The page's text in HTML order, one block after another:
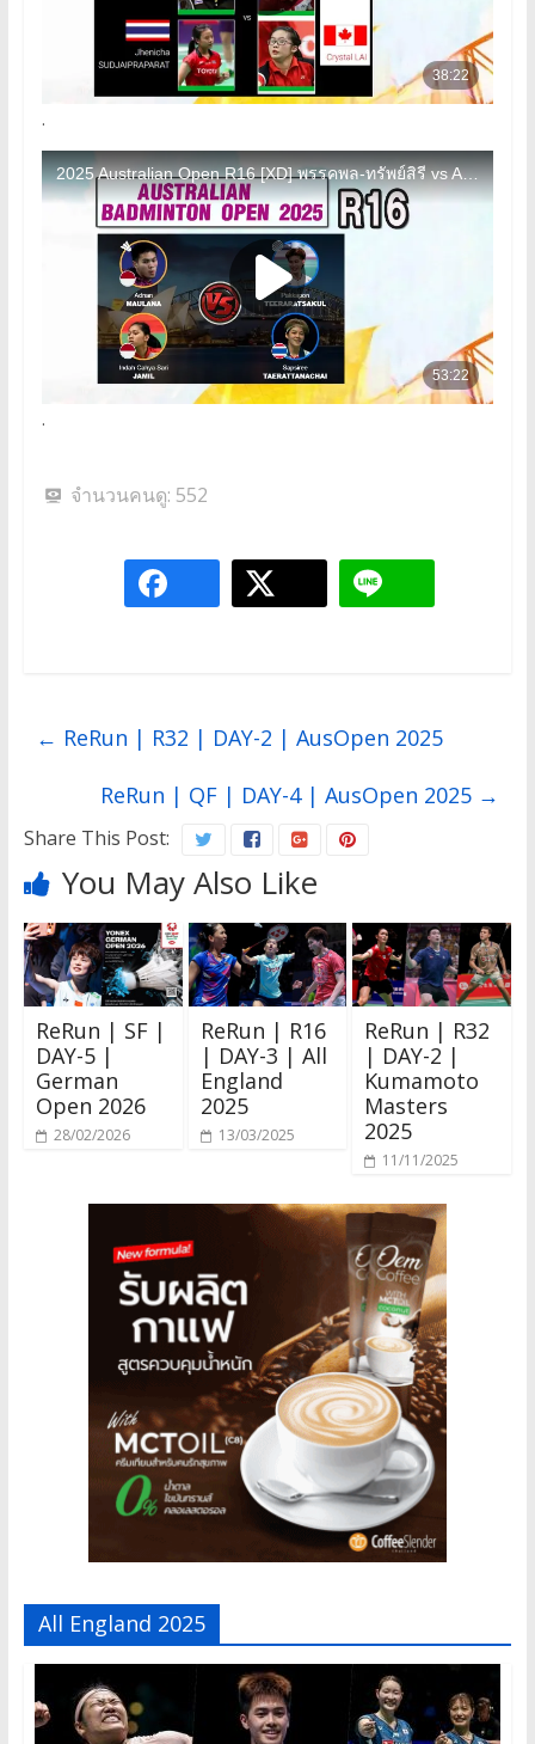
.
.
จำนวนคนดู: 552
← ReRun | R32 | DAY-2 | AusOpen 2025
ReRun | QF | DAY-4 | AusOpen 2025 →
Share This Post:
You May Also Like
ReRun | SF |
DAY-5 |
German
Open 2026
28/02/2026
ReRun | R16
| DAY-3 | All
England
2025
13/03/2025
ReRun | R32
| DAY-2 |
Kumamoto
Masters
2025
11/11/2025
All England 2025